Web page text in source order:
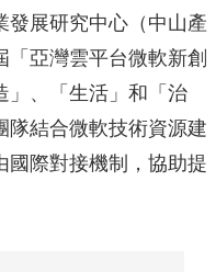
發展研究中心（中山產
亞灣雲平台微軟新創
」、「生活」和「治
隊結合微軟技術資源建
國際對接機制，協助提